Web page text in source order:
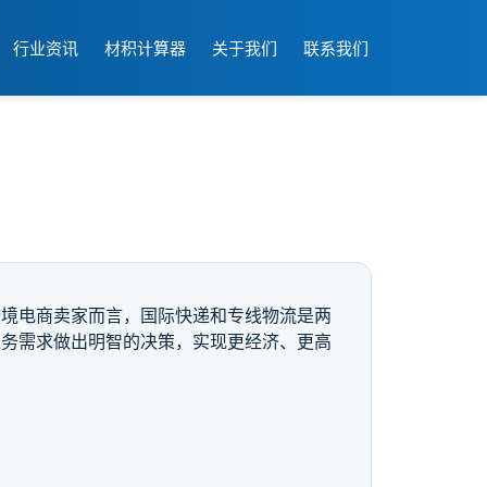
行业资讯 材积计算器 关于我们 联系我们
电商卖家而言，国际快递和专线物流是两
需求做出明智的决策，实现更经济、更高